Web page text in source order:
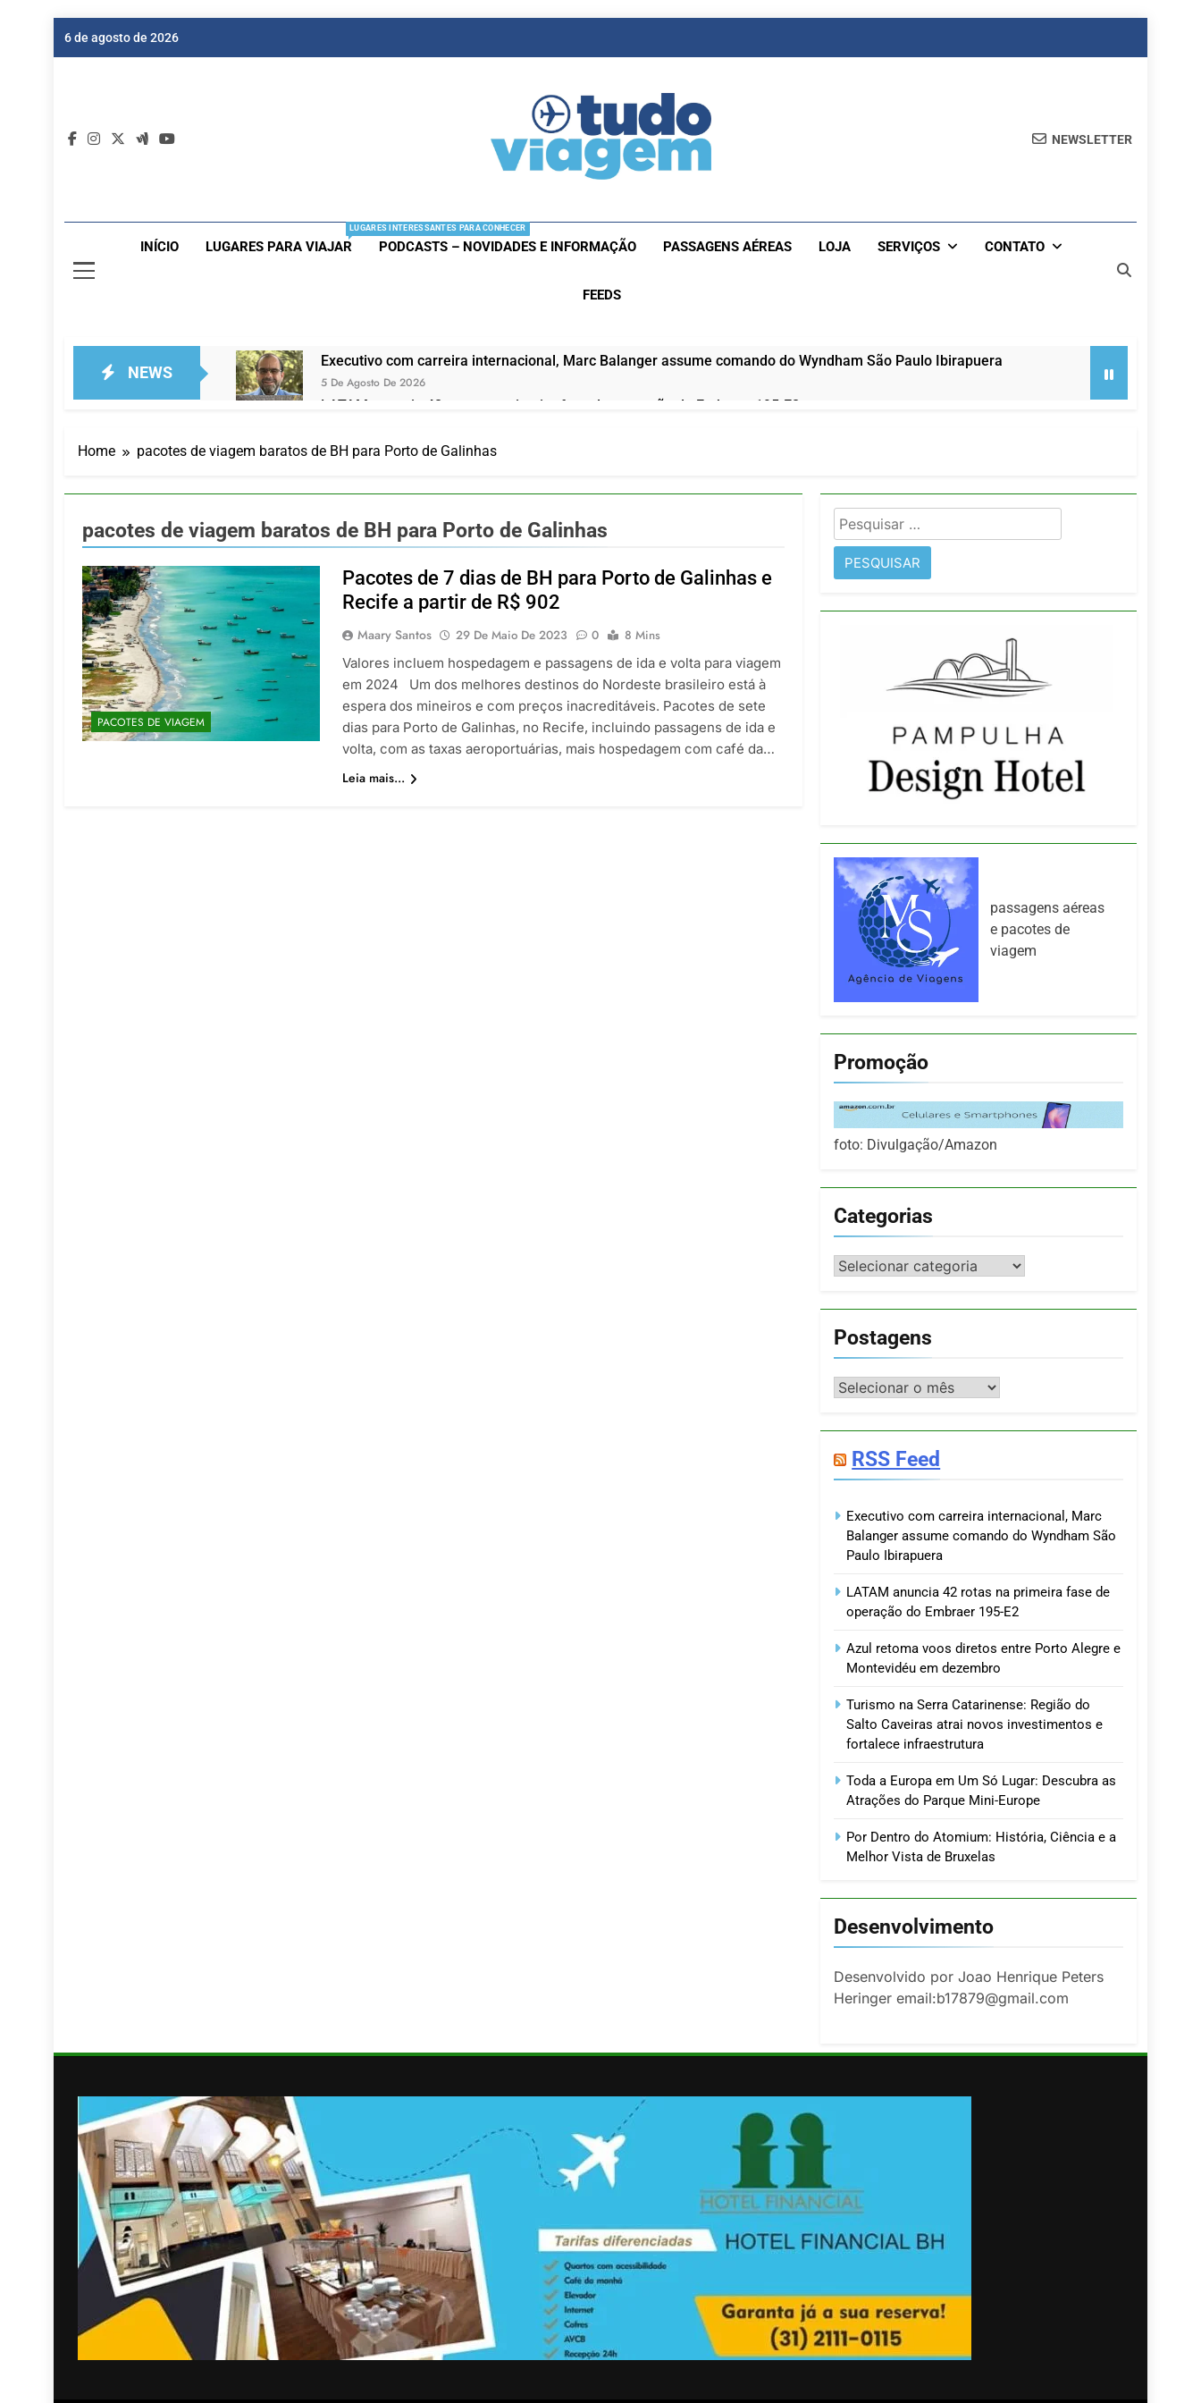
6 de agosto de 2026
NEWSLETTER
INÍCIO LUGARES PARA VIAJAR
LUGARES INTERESSANTES PARA CONHECER
PODCASTS – NOVIDADES E INFORMAÇÃO PASSAGENS AÉREAS LOJA SERVIÇOS CONTATO
FEEDS
NEWS
Executivo com carreira internacional, Marc Balanger assume comando do Wyndham São Paulo Ibirapuera
5 De Agosto De 2026
LATAM anuncia 42 rotas na primeira fase de operação do Embraer 195-E2
Azul retoma voos diretos entre Porto Alegre e Montevidéu em dezembro
Turismo na Serra Catarinense: Região do Salto Caveiras atrai novos investimentos e fortalece infraestrutura
Toda a Europa em Um Só Lugar: Descubra as Atrações do Parque Mini-Europe
Por Dentro do Atomium: História, Ciência e a Melhor Vista de Bruxelas
4 De Agosto De 2026
Home pacotes de viagem baratos de BH para Porto de Galinhas
pacotes de viagem baratos de BH para Porto de Galinhas
PACOTES DE VIAGEM
Pacotes de 7 dias de BH para Porto de Galinhas e
Recife a partir de R$ 902
Maary Santos 29 De Maio De 2023 0
8 Mins
Valores incluem hospedagem e passagens de ida e volta para viagem
em 2024 Um dos melhores destinos do Nordeste brasileiro está à
espera dos mineiros e com preços inacreditáveis. Pacotes de sete
dias para Porto de Galinhas, no Recife, incluindo passagens de ida e
volta, com as taxas aeroportuárias, mais hospedagem com café da…
Leia mais...
Pesquisar
por:
passagens aéreas
e pacotes de
viagem
Promoção
foto: Divulgação/Amazon
Categorias
Categorias
Postagens
Postagens
RSS Feed
Executivo com carreira internacional, Marc
Balanger assume comando do Wyndham São
Paulo Ibirapuera
LATAM anuncia 42 rotas na primeira fase de
operação do Embraer 195-E2
Azul retoma voos diretos entre Porto Alegre e
Montevidéu em dezembro
Turismo na Serra Catarinense: Região do
Salto Caveiras atrai novos investimentos e
fortalece infraestrutura
Toda a Europa em Um Só Lugar: Descubra as
Atrações do Parque Mini-Europe
Por Dentro do Atomium: História, Ciência e a
Melhor Vista de Bruxelas
Desenvolvimento
Desenvolvido por Joao Henrique Peters
Heringer email:b17879@gmail.com